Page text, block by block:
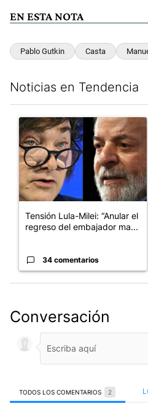
EN ESTA NOTA
Pablo Gutkin Casta
Noticias en Tendencia
Un artículo de tendencia con el
Tensión Lula-Milei: “Anular el
regreso del embajador ma...
34 comentarios
Conversación
TODOS LOS COMENTARIOS 2